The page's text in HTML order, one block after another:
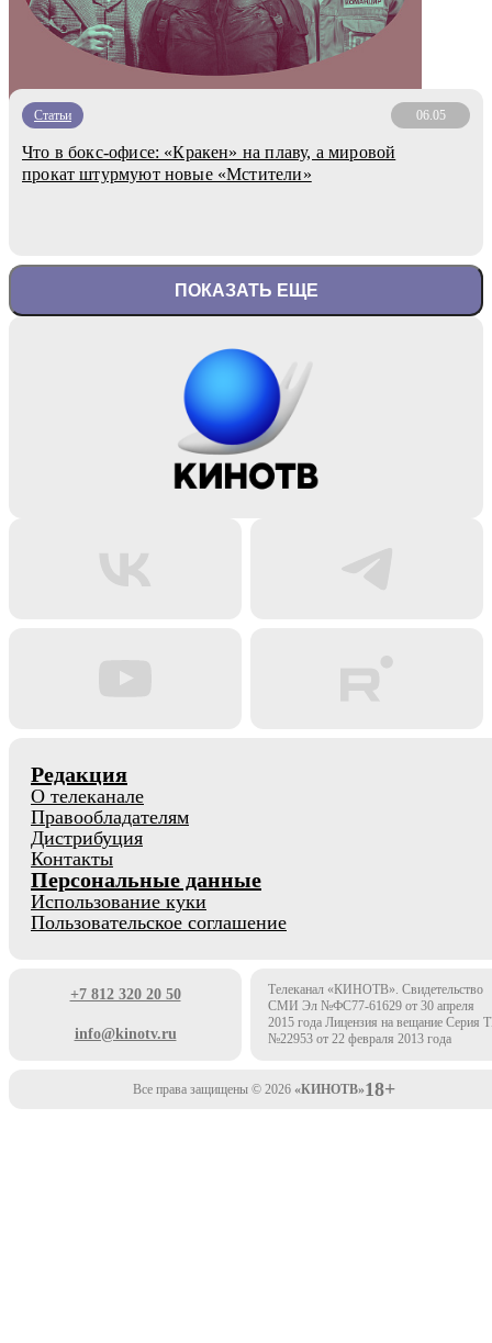
Статьи 06.05
Что в бокс-офисе: «Кракен» на плаву, а мировой
прокат штурмуют новые «Мстители»
ПОКАЗАТЬ ЕЩЕ
Редакция
О телеканале
Правообладателям
Дистрибуция
Контакты
Персональные данные
Использование куки
Пользовательское соглашение
+7 812 320 20 50
info@kinotv.ru
Телеканал «КИНОТВ». Свидетельство
СМИ Эл №ФС77-61629 от 30 апреля
2015 года Лицензия на вещание Серия
№22953 от 22 февраля 2013 года
Все права защищены © 2026 «КИНОТВ»18+